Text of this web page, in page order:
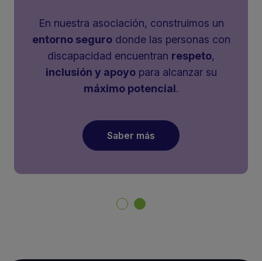
En nuestra asociación, construimos un
entorno segurodonde las personas con
discapacidad encuentran respeto,
inclusión y apoyopara alcanzar su
máximo potencial.
Saber más